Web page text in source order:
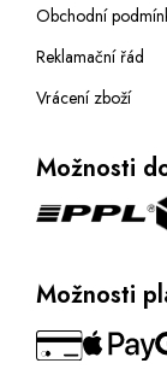
Obchodní
Reklamační řád
Vrácení zboží
Možnosti
Možnosti